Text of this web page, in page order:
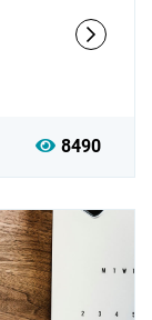
8490